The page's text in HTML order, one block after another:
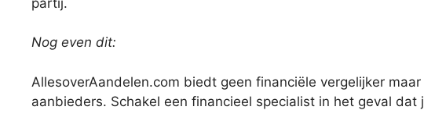
Nog even dit:
AllesoverAandelen.com biedt geen financiële vergelijker
aanbieders. Schakel een financieel specialist in het geval